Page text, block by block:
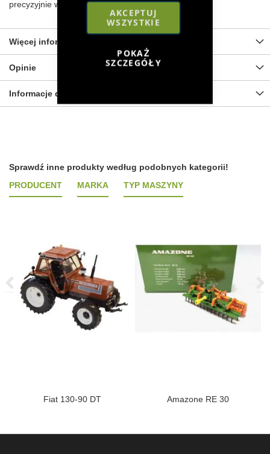
AKCEPTUJ
WSZYSTKIE
POKAŻ
SZCZEGÓŁY
precyzyjnie wykonany model!
Więcej informacji
Opinie
Informacje dot. bezpieczeństwa
Sprawdź inne produkty według podobnych kategorii!
PRODUCENT
MARKA TYP MASZYNY
Fiat 130-90 DT Amazone RE 30